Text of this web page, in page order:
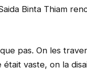
Binta Thiam
pas. On les
vaste, on la